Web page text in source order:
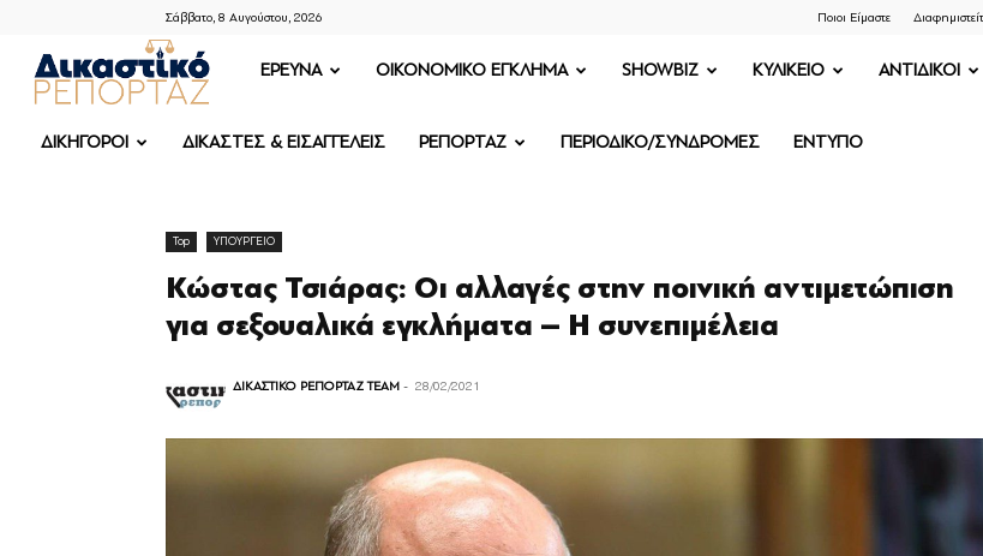
Σάββατο, 8 Αυγούστου, 2026 Ποιοι Είμαστε
ΔΙΚΑΣΤΙΚΟ
ΡΕΠΟΡΤΑΖ
ΕΡΕΥΝΑ OIKONOMIKO ΕΓΚΛΗΜΑ SHOWBIZ ΚΥΛΙΚΕΙΟ ΑΝΤΙΔΙΚΟΙ
ΔΙΚΗΓΟΡΟΙ ΔΙΚΑΣΤΕΣ & ΕΙΣΑΓΓΕΛΕΙΣ ΡΕΠΟΡΤΑΖ ΠΕΡΙΟΔΙΚΟ/ΣΥΝΔΡΟΜΕΣ ΕΝΤΥΠΟ
Top ΥΠΟΥΡΓΕΙΟ
Κώστας Τσιάρας: Οι αλλαγές στην ποινική αντιμετώπιση
για σεξουαλικά εγκλήματα – Η συνεπιμέλεια
ΔΙΚΑΣΤΙΚΟ ΡΕΠΟΡΤΑΖ TEAM - 28/02/2021